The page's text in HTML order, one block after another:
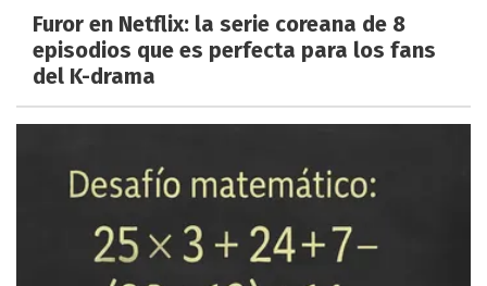
Furor en Netflix: la serie coreana de 8
episodios que es perfecta para los fans
del K-drama